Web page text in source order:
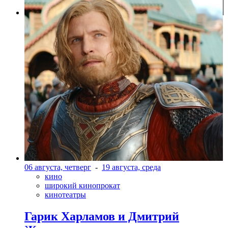
Фото: Пресс-служба "Ткачи"
06 августа, четверг - 19 августа, среда
кино
широкий кинопрокат
кинотеатры
Гарик Харламов и Дмитрий